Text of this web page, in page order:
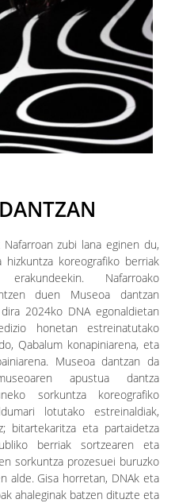
zubi lana eginen du,
koreografiko berriak
Nafarroako
duen Museoa dantzan
2024ko DNA egonaldietan
honetan estreinatutako
Qabalum konapiniarena, eta
Museoa dantzan da
apustua dantza
sorkuntza koreografiko
lotutako estreinaldiak,
bitartekaritza eta partaidetza
berriak sortzearen eta
sorkuntza prozesuei buruzko
alde. Gisa horretan, DNAk eta
ahaleginak batzen dituzte eta